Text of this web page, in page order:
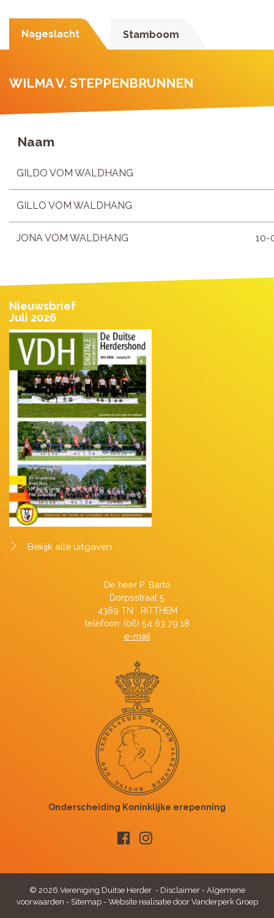
Nageslacht Stamboom
WILMA V. STEPPENBRUNNEN
Naam
GILDO VOM WALDHANG
GILLO VOM WALDHANG
JONA VOM WALDHANG 10-
Nieuwsbrief
Juli 2026
Bekijk alle uitgaven
De heer P. Barto
Dorpsstraat 5
4389 TN RITTHEM
telefoon: (06) 54 63 79 18
e-mail
© 2026 Vereniging Duitse Herder - Disclaimer- Algemene
voorwaarden - Sitemap- Website realisatie door Vanderperk Groep